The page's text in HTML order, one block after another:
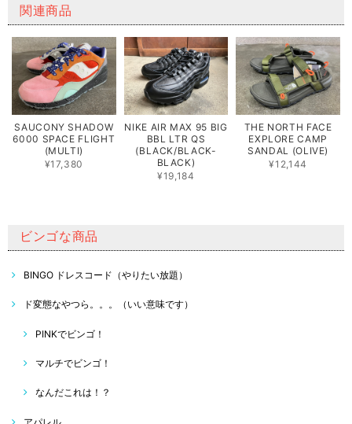
関連商品
SAUCONY SHADOW
6000 SPACE FLIGHT
(MULTI)
¥17,380
NIKE AIR MAX 95 BIG
BBL LTR QS
(BLACK/BLACK-
BLACK)
¥19,184
THE NORTH FACE
EXPLORE CAMP
SANDAL (OLIVE)
¥12,144
ビンゴな商品
BINGO ドレスコード（やりたい放題）
ド変態なやつら。。。（いい意味です）
PINKでビンゴ！
マルチでビンゴ！
なんだこれは！？